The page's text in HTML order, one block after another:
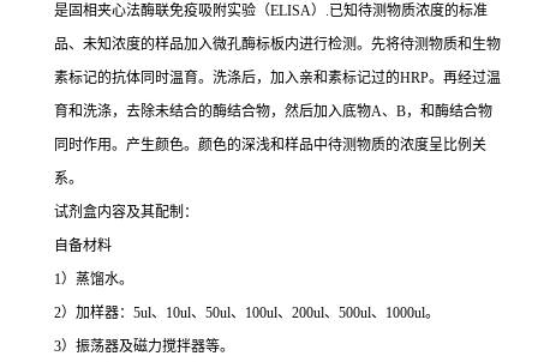
是固相夹心法酶联免疫吸附实验（ELISA）.已知待测物质浓度的标准
品、未知浓度的样品加入微孔酶标板内进行检测。先将待测物质和生物
素标记的抗体同时温育。洗涤后，加入亲和素标记过的HRP。再经过温
育和洗涤，去除未结合的酶结合物，然后加入底物A、B，和酶结合物
同时作用。产生颜色。颜色的深浅和样品中待测物质的浓度呈比例关
系。
试剂盒内容及其配制：
自备材料
1）蒸馏水。
2）加样器：5ul、10ul、50ul、100ul、200ul、500ul、1000ul。
3）振荡器及磁力搅拌器等。